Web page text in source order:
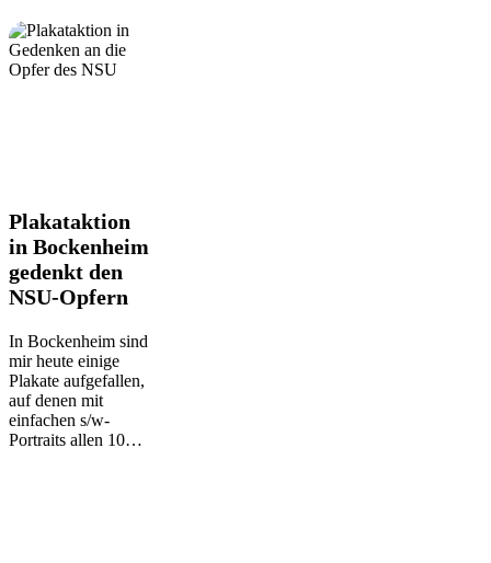
Plakataktion
in
Bockenheim
gedenkt
den
Opfern
Plakataktion
in Bockenheim
gedenkt den
NSU-Opfern
In Bockenheim sind
mir heute einige
Plakate aufgefallen,
auf denen mit
einfachen s/w-
Portraits allen 10…